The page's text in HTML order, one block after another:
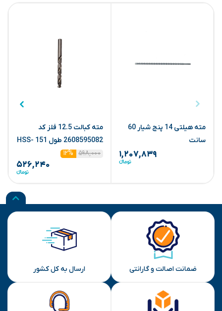
مته هیلتی 14 پنج شیار 60
سانت
۱,۲۰۷,۸۳۹
مته کبالت 12.5 فلز کد
2608595082 طول 151 HSS-
G (بوش) (ابزار سرا)
۵۹۸,۰۰۰ ۱۲%
۵۲۶,۲۴۰
ضمانت اصالت و گارانتی ارسال به کل کشور